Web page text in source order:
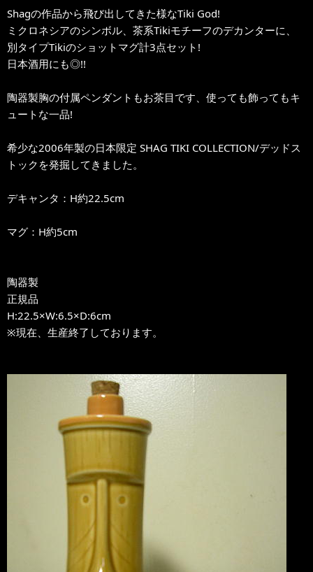
Shagの作品から飛び出してきた様なTiki God!
ミクロネシアのシンボル、茶系Tikiモチーフのデカンターに、
別タイプTikiのショットマグ計3点セット!
日本酒用にも◎!!
陶器製胸の付属ペンダントもお茶目です、使っても飾ってもキ
ュートな一品!
希少な2006年製の日本限定 SHAG TIKI COLLECTION/デッドス
トックを発掘してきました。
デキャンタ：H約22.5cm
マグ：H約5cm
陶器製
正規品
H:22.5×W:6.5×D:6cm
※現在、生産終了しております。